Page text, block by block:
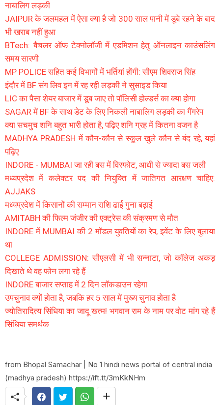
नाबालिग लड़की
JAIPUR के जलमहल में ऐसा क्या है जो 300 साल पानी में डूबे रहने के बाद
भी खराब नहीं हुआ
BTech: बैचलर ऑफ टेक्नोलॉजी में एडमिशन हेतु ऑनलाइन काउंसलिंग
समय सारणी
MP POLICE सहित कई विभागों में भर्तियां होंगी: सीएम शिवराज सिंह
इंदौर में BF संग लिव इन में रह रही लड़की ने सुसाइड किया
LIC का पैसा शेयर बाजार में डूब जाए तो पॉलिसी होल्डर्स का क्या होगा
SAGAR में BF के साथ डेट के लिए निकली नाबालिग लड़की का गैंगरेप
क्या सचमुच शनि बहुत भारी होता है, पढ़िए शनि ग्रह में कितना वजन है
MADHYA PRADESH में कौन-कौन से स्कूल खुले कौन से बंद रहे, यहां
पढ़िए
INDORE - MUMBAI जा रही बस में विस्फोट, आधी से ज्यादा बस जली
मध्यप्रदेश में कलेक्टर पद की नियुक्ति में जातिगत आरक्षण चाहिए:
AJJAKS
मध्यप्रदेश में किसानों की सम्मान राशि ढाई गुना बढ़ाई
AMITABH की फिल्म जंजीर की एक्ट्रेस की संक्रमण से मौत
INDORE में MUMBAI की 2 मॉडल युवतियों का रेप, इवेंट के लिए बुलाया
था
COLLEGE ADMISSION: सीएलसी में भी सन्नाटा, जो कॉलेज अकड़
दिखाते थे वह फोन लगा रहे हैं
INDORE बाजार सप्ताह में 2 दिन लॉकडाउन रहेगा
उपचुनाव क्यों होता है, जबकि हर 5 साल में मुख्य चुनाव होता है
ज्योतिरादित्य सिंधिया का जादू खत्म! भगवान राम के नाम पर वोट मांग रहे हैं
सिंधिया समर्थक
from Bhopal Samachar | No 1 hindi news portal of central india
(madhya pradesh) https://ift.tt/3mKkNHm